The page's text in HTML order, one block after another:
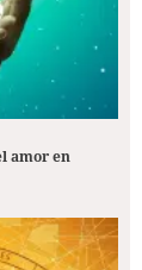
amor en